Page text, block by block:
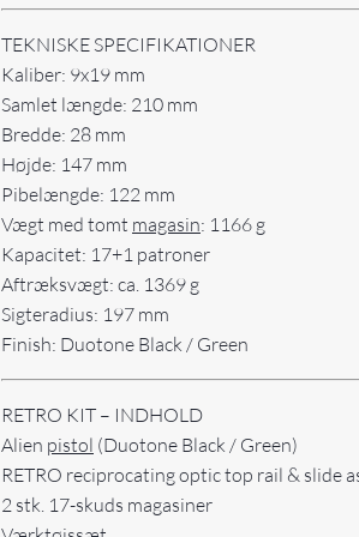
TEKNISKE SPECIFIKATIONER
Kaliber: 9x19 mm
Samlet længde: 210 mm
Bredde: 28 mm
Højde: 147 mm
Pibelængde: 122 mm
Vægt med tomt magasin: 1166 g
Kapacitet: 17+1 patroner
Aftræksvægt: ca. 1369 g
Sigteradius: 197 mm
Finish: Duotone Black / Green
RETRO KIT – INDHOLD
Alien pistol (Duotone Black / Green)
RETRO reciprocating optic top rail & slide
2 stk. 17-skuds magasiner